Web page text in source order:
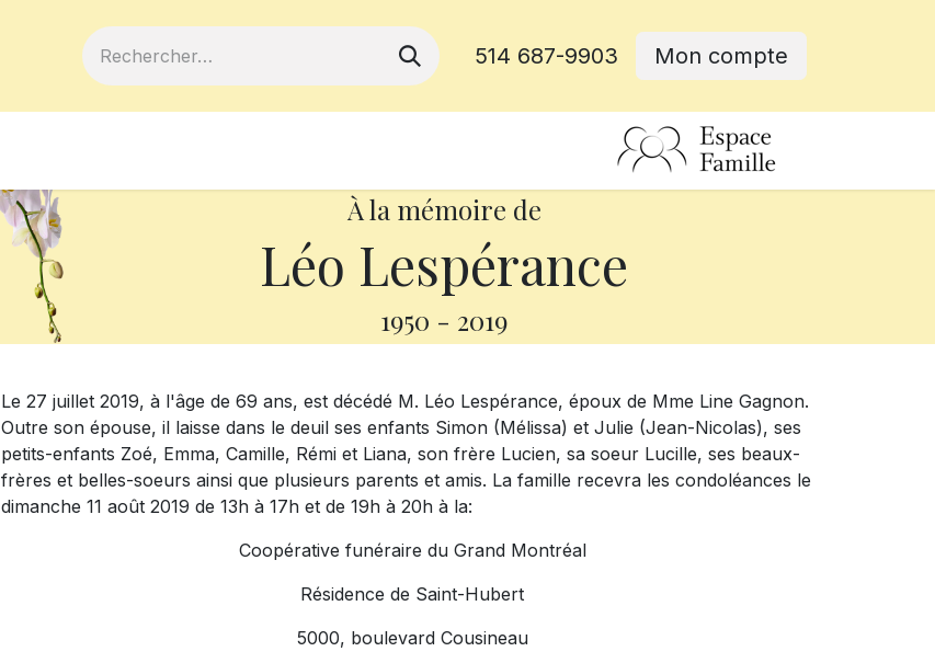
514 687-9903 Mon compte
À la mémoire de
Léo Lespérance
1950 - 2019
Le 27 juillet 2019, à l'âge de 69 ans, est décédé M. Léo Lespérance, époux de Mme Line Gagnon.
Outre son épouse, il laisse dans le deuil ses enfants Simon (Mélissa) et Julie (Jean-Nicolas), ses
petits-enfants Zoé, Emma, Camille, Rémi et Liana, son frère Lucien, sa soeur Lucille, ses beaux-
frères et belles-soeurs ainsi que plusieurs parents et amis. La famille recevra les condoléances le
dimanche 11 août 2019 de 13h à 17h et de 19h à 20h à la:
Coopérative funéraire du Grand Montréal
Résidence de Saint-Hubert
5000, boulevard Cousineau